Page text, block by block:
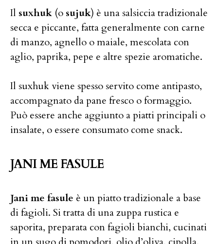
Il suxhuk (o sujuk) è una salsiccia tradizionale
secca e piccante, fatta generalmente con carne
di manzo, agnello o maiale, mescolata con
aglio, paprika, pepe e altre spezie aromatiche.
Il suxhuk viene spesso servito come antipasto,
accompagnato da pane fresco o formaggio.
Può essere anche aggiunto a piatti principali o
insalate, o essere consumato come snack.
JANI ME FASULE
Jani me fasule è un piatto tradizionale a base
di fagioli. Si tratta di una zuppa rustica e
saporita, preparata con fagioli bianchi, cucinati